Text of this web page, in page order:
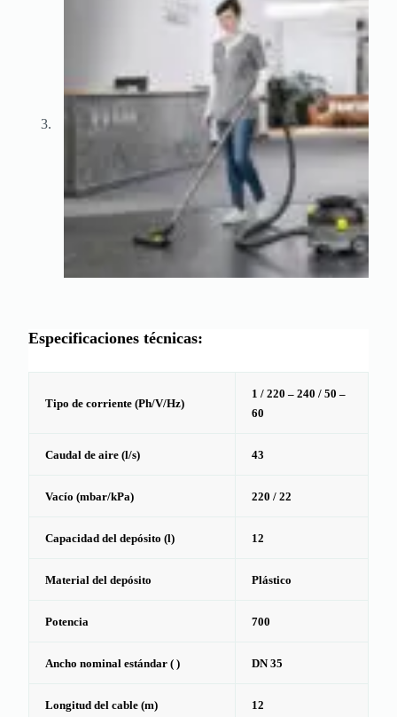
Especificaciones técnicas:
Tipo de corriente (Ph/V/Hz)
1 / 220 – 240 / 50 –
60
Caudal de aire (l/s) 43
Vacío (mbar/kPa) 220 / 22
Capacidad del depósito (l) 12
Material del depósito Plástico
Potencia 700
Ancho nominal estándar ( ) DN 35
Longitud del cable (m) 12